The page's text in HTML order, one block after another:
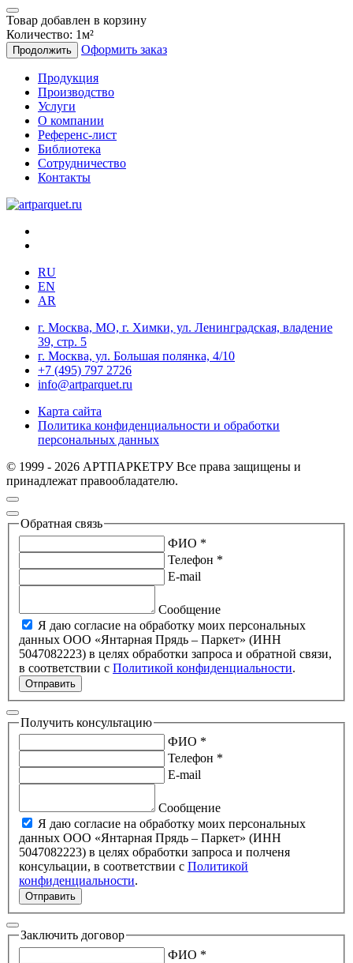
Товар добавлен в корзину
Количество: 1м²
Продолжить Оформить заказ
Продукция
Производство
Услуги
О компании
Референс-лист
Библиотека
Сотрудничество
Контакты
RU
EN
AR
г. Москва, МО, г. Химки, ул. Ленинградская, владение
39, стр. 5
г. Москва, ул. Большая полянка, 4/10
+7 (495) 797 2726
info@artparquet.ru
Карта сайта
Политика конфиденциальности и обработки
персональных данных
© 1999 - 2026 АРТПАРКЕТРУ Все права защищены и
принадлежат правообладателю.
Обратная связь
ФИО *
Телефон *
E-mail
Сообщение
Я даю согласие на обработку моих персональных
данных ООО «Янтарная Прядь – Паркет» (ИНН
5047082223) в целях обработки запроса и обратной связи,
в соответствии с Политикой конфиденциальности.
Отправить
Получить консультацию
ФИО *
Телефон *
E-mail
Сообщение
Я даю согласие на обработку моих персональных
данных ООО «Янтарная Прядь – Паркет» (ИНН
5047082223) в целях обработки запроса и полченя
консульации, в соответствии с Политикой
конфиденциальности.
Отправить
Заключить договор
ФИО *